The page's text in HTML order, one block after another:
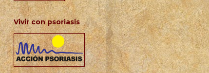
Vivir con psoriasis